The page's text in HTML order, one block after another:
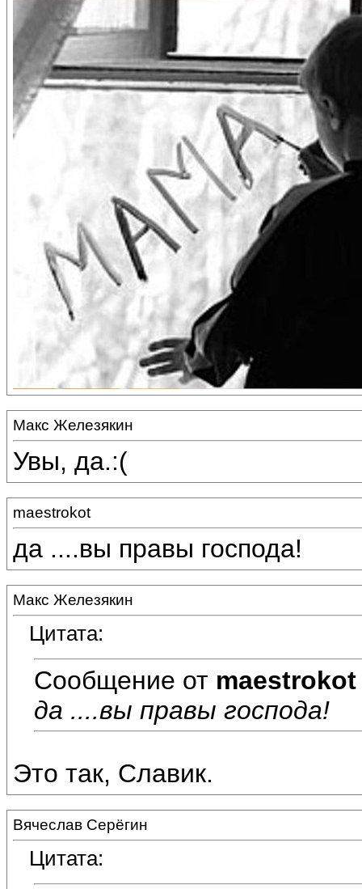
Макс Железякин
Увы, да.:(
maestrokot
да ....вы правы господа!
Макс Железякин
Цитата:
Сообщение от maestrokot
да ....вы правы господа!
Это так, Славик.
Вячеслав Серёгин
Цитата: